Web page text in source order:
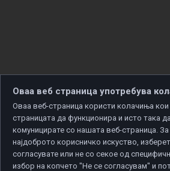
Оваа веб страница употребува
Оваа веб-страница користи колачиња кои
страницата да функционира и исто така
комуницирате со нашата веб-страница.
најдоброто корисничко искуство,
согласувате или не со секое од
избор на копчето "Не се согласувам" и